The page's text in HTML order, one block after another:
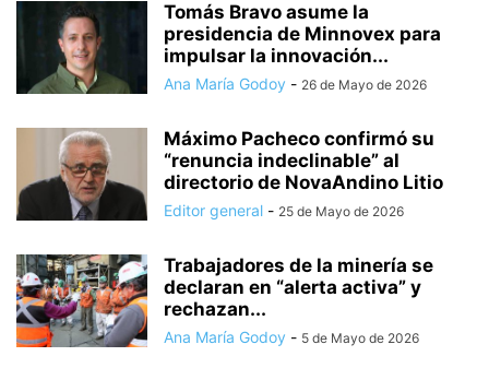
Tomás Bravo asume la
presidencia de Minnovex para
impulsar la innovación...
Ana María Godoy - 26 de Mayo de 2026
Máximo Pacheco confirmó su
“renuncia indeclinable” al
directorio de NovaAndino Litio
Editor general - 25 de Mayo de 2026
Trabajadores de la minería se
declaran en “alerta activa” y
rechazan...
Ana María Godoy - 5 de Mayo de 2026